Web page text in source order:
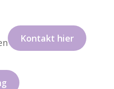
Kontakt hier